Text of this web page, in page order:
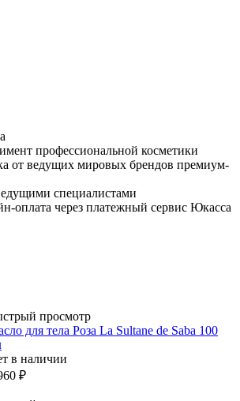
профессиональной косметики
от ведущих мировых брендов премиум-
специалистами
оплата через платежный сервис Юкасса
просмотр
для тела Роза La Sultane de Saba 100
в наличии
₽